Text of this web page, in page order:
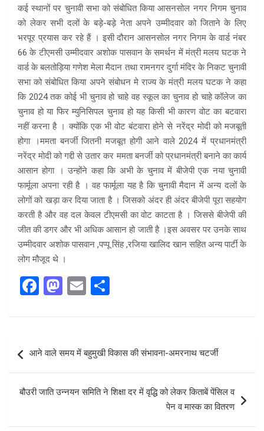
कई स्थानों पर चुनावी सभा को संबोधित किया आसनसोल नगर निगम चुनाव
को लेकर सभी दलों के बड़े-बड़े नेता अपने उम्मीदवार को जिताने के लिए
भरपूर प्रयास कर रहे हैं । इसी दौरान आसनसोल नगर निगम के वार्ड नंबर
66 के टीएमसी उम्मीदवार अशोक पासवान के समर्थन में मंत्री मलय घटक ने
वार्ड के बलतोड़िया गणेश मेला मैदान तथा रामनगर दुर्गा मंदिर के निकट चुनावी
सभा को संबोधित किया अपने संबोधन मे राज्य के मंत्री मलय घटक ने कहा
कि 2024 तक कोई भी चुनाव हो चाहे वह स्कूल का चुनाव हो चाहे कॉलेज का
चुनाव हो या फिर म्युनिसिपल चुनाव हो यह किसी भी कारण वोट का बटवारा
नहीं करना है । क्योंकि एक भी वोट बंटवारा होने से नरेंद्र मोदी को मजबूती
होगा ।ममता बनर्जी जितनी मजबूत होगी आने वाले 2024 में प्रधानमंत्री
नरेंद्र मोदी को गद्दी से उतार कर ममता बनर्जी को प्रधानमंत्री बनाने का कार्य
आसान होगा । उन्होंने कहा कि अभी के चुनाव में बीजेपी एक नया चुनावी
फार्मूला अपना रही है । वह फार्मूला यह है कि चुनावी मैदान में अन्य दलों के
लोगों को खड़ा कर दिया जाता है । जिसको अंदर ही अंदर बीजेपी पूरा सहयोग
करती है और वह दल केवल टीएमसी का वोट काटता है । जिससे बीजेपी की
जीत की डगर और भी अधिक आसान हो जाती है ।इस अवसर पर उनके साथ
उम्मीदवार अशोक पासवान ,पप्पू सिंह ,रजिया खालिद खान सहित अन्य पार्टी के
लोग मौजूद थे ।
F
ce
b
o
o
k
M
st
d
o
n
E
ail ar
e
navigation
आने वाले समय में बहुमुखी विकास की संभावना-अमरनाथ चटर्जी
बौउरी जाति उन्नयन समिति ने शिक्षा दर में वृद्धि को लेकर किताबें पेंसिल व
पेन व मास्क का वितरण